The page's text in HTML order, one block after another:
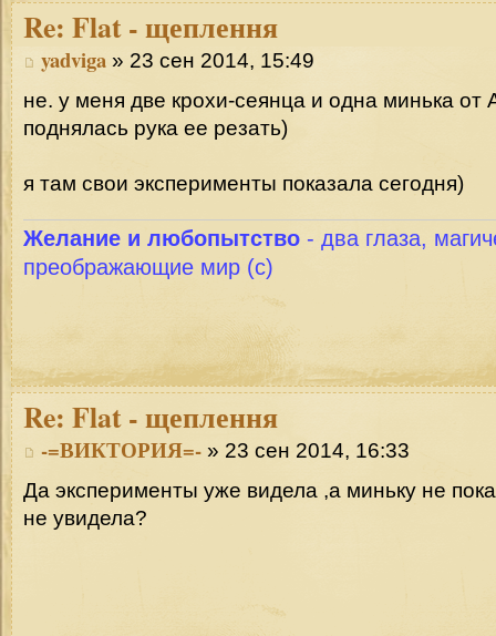
Re: Flat - щеплення
yadviga » 23 сен 2014, 15:49
не. у меня две крохи-сеянца и одна минька
поднялась рука ее резать)
я там свои эксперименты показала сегодня)
Желание и любопытство - два глаза,
преображающие мир (с)
Re: Flat - щеплення
-=ВИКТОРИЯ=- » 23 сен 2014, 16:33
Да эксперименты уже видела ,а миньку не
не увидела?